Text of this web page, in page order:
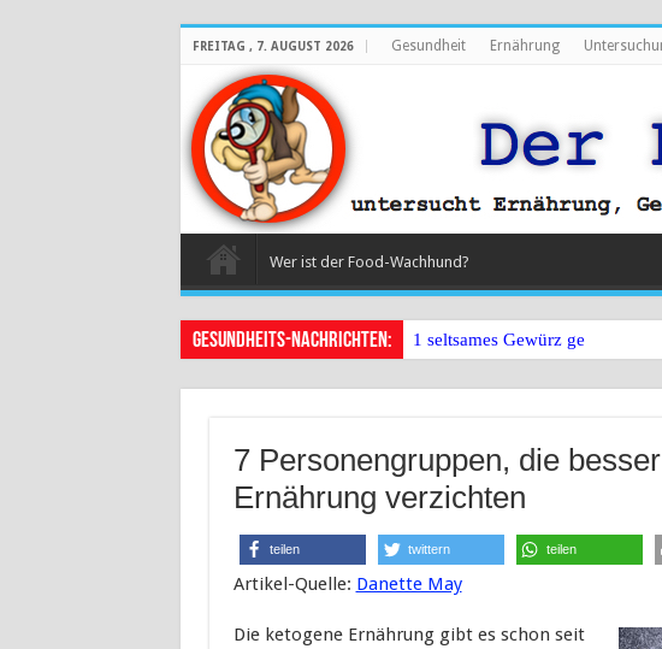
FREITAG , 7. AUGUST 2026 Gesundheit Ernährung
Wer ist der Food-Wachhund?
Gesundheits-Nachrichten: 1 seltsames Gewürz gegen
7 Personengruppen, die
Ernährung verzichten
teilen twittern teilen
Artikel-Quelle: Danette May
Die ketogene Ernährung gibt es schon seit